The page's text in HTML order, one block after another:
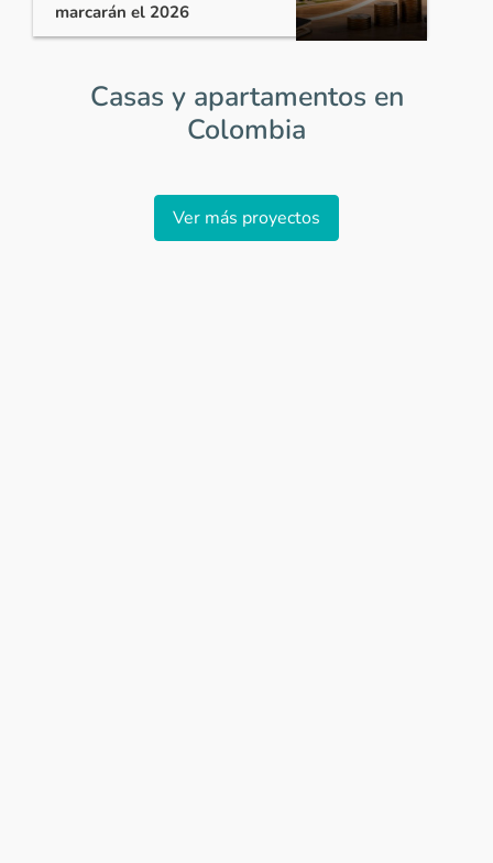
marcarán el 2026
Casas y apartamentos en
Colombia
Ver más proyectos